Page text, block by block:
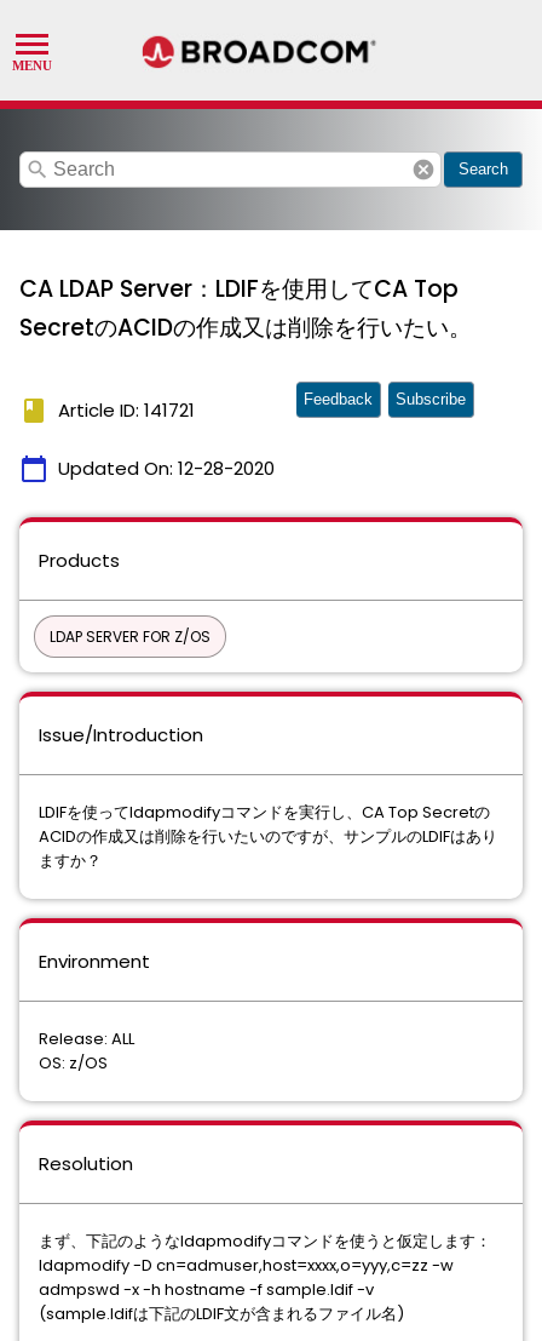
search cancel Search
CA LDAP Server：LDIFを使用してCA Top
SecretのACIDの作成又は削除を行いたい。
book Article ID: 141721
calendar_today Updated On: 12-28-2020
Feedback Subscribe
Products
LDAP SERVER FOR Z/OS
Issue/Introduction
LDIFを使ってldapmodifyコマンドを実行し、CA Top Secretの
ACIDの作成又は削除を行いたいのですが、サンプルのLDIFはあり
ますか？
Environment
Release: ALL
OS: z/OS
Resolution
まず、下記のようなldapmodifyコマンドを使うと仮定します：
ldapmodify -D cn=admuser,host=xxxx,o=yyy,c=zz -w
admpswd -x -h hostname -f sample.ldif -v
(sample.ldifは下記のLDIF文が含まれるファイル名)